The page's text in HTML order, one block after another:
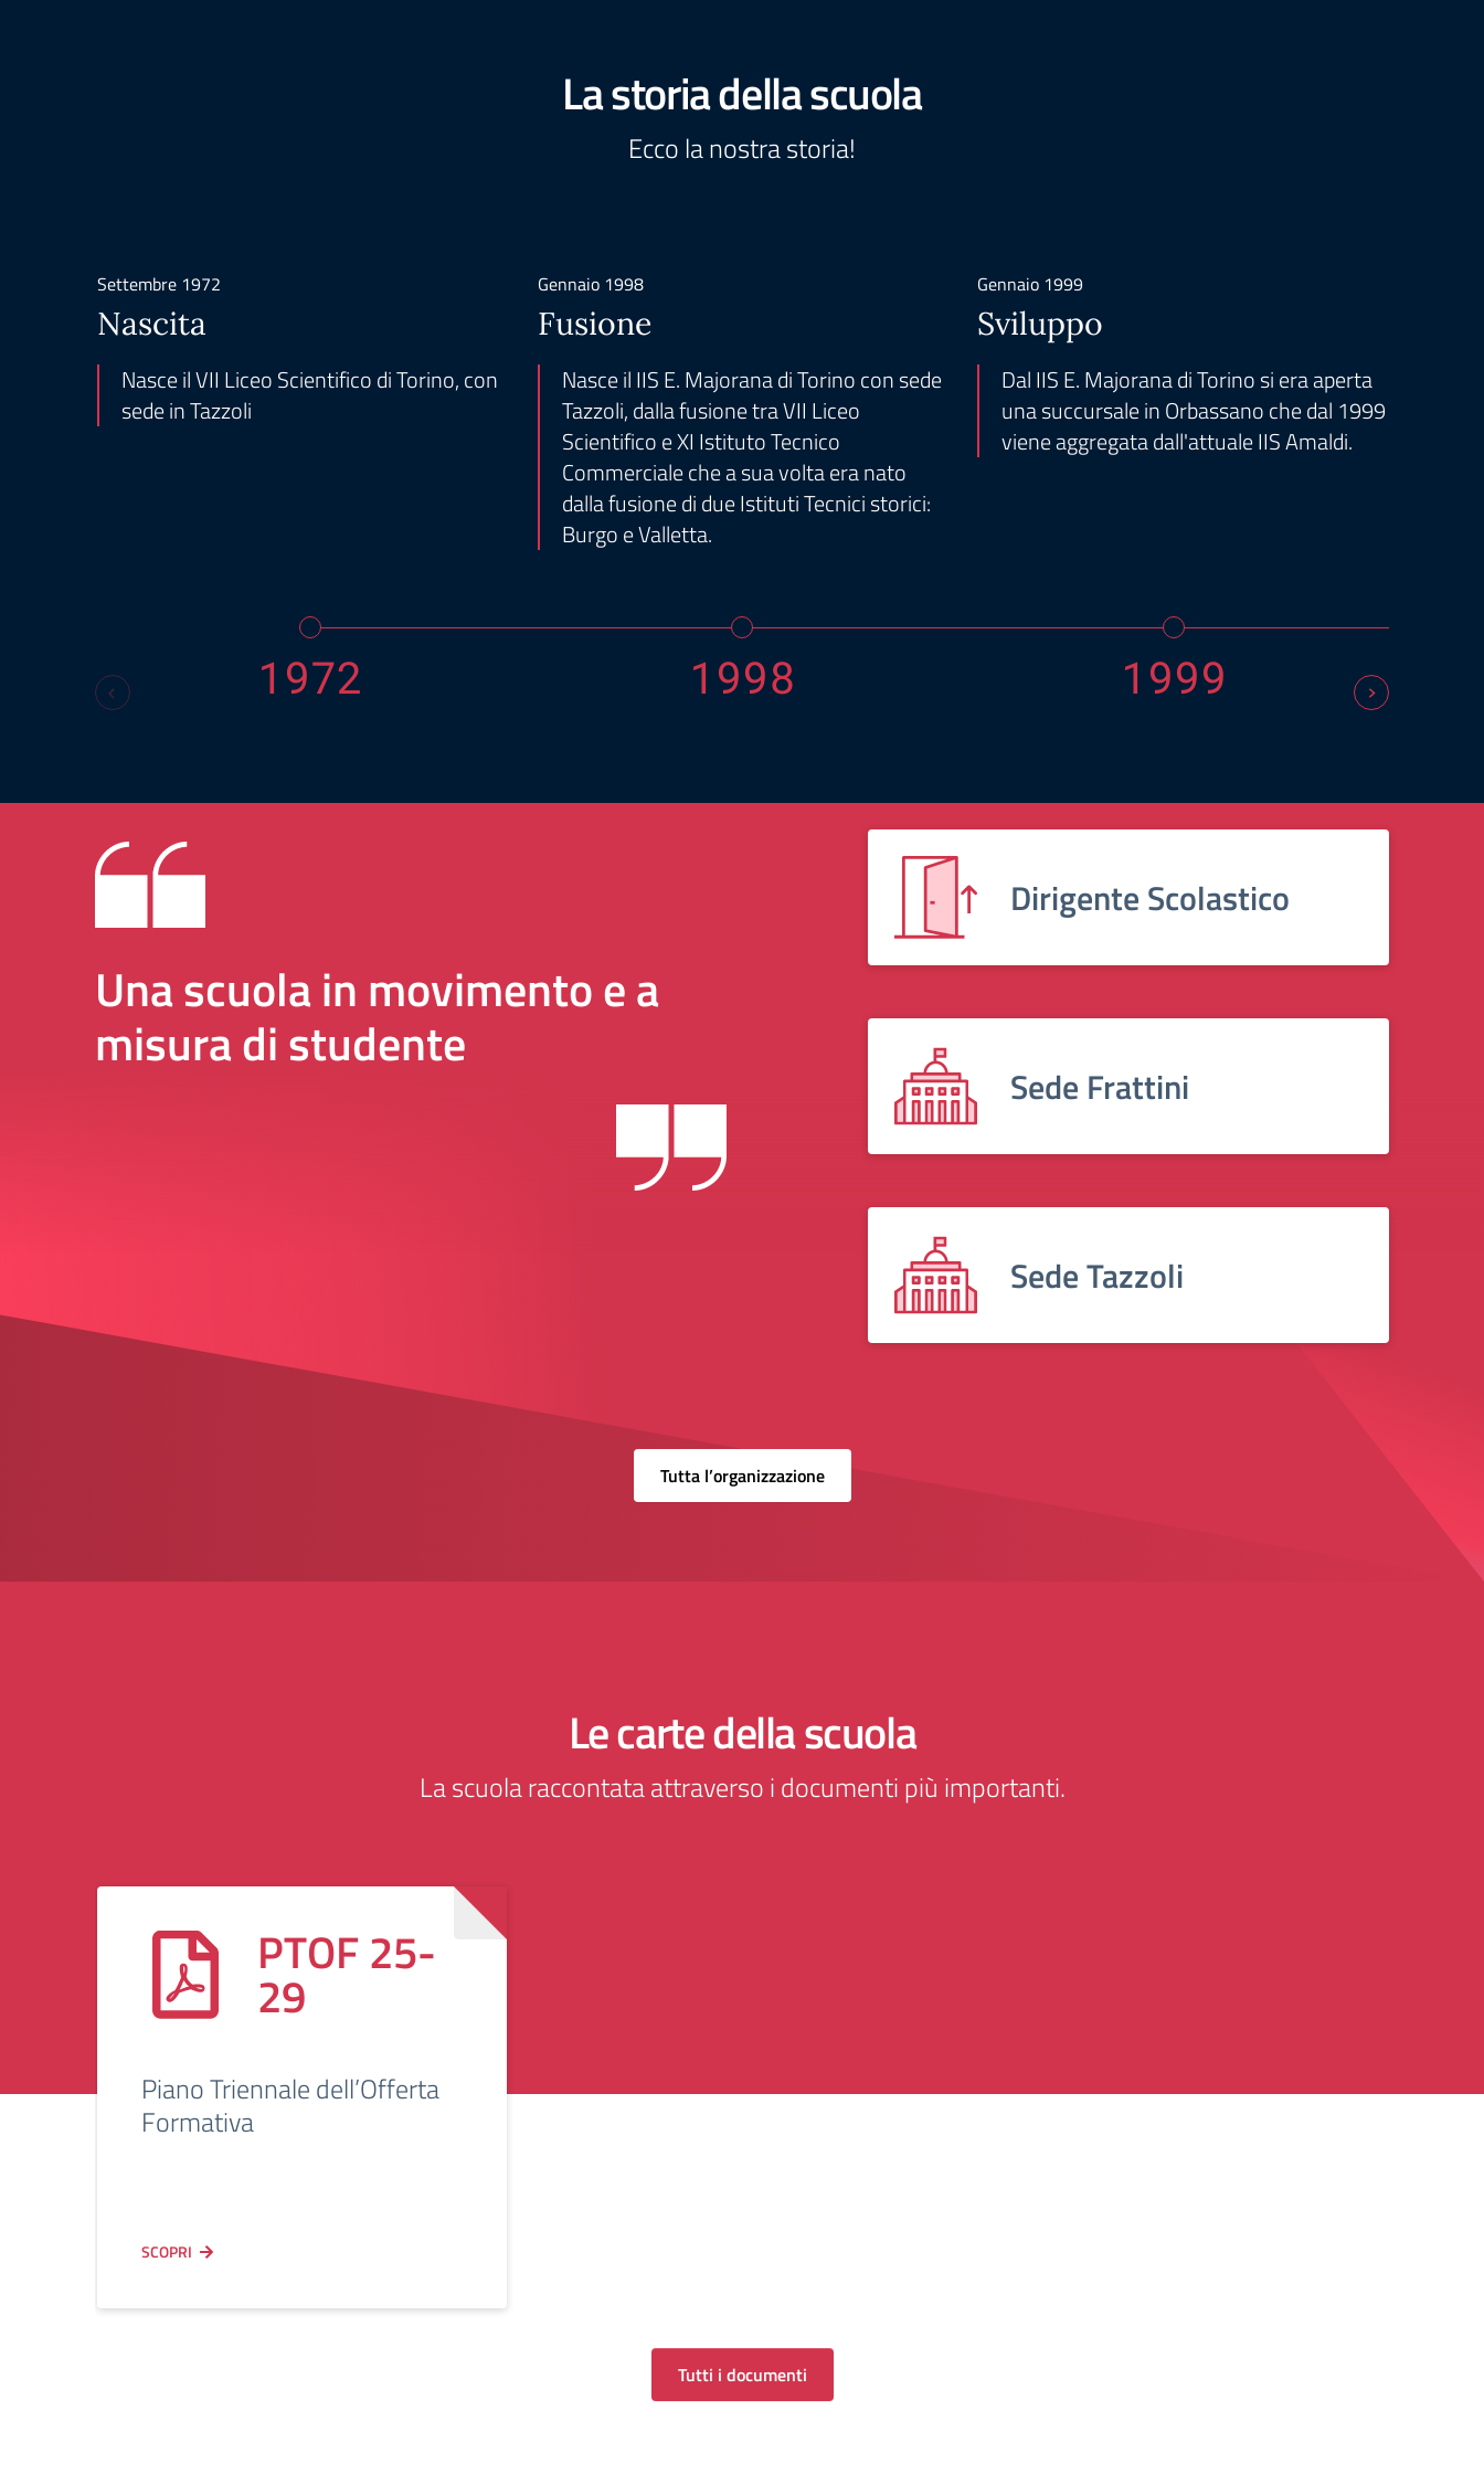
La storia della scuola
Ecco la nostra storia!
Settembre 1972
Nascita
Nasce il VII Liceo Scientifico di Torino, con
sede in Tazzoli
Gennaio 1998
Fusione
Nasce il IIS E. Majorana di Torino con sede
Tazzoli, dalla fusione tra VII Liceo
Scientifico e XI Istituto Tecnico
Commerciale che a sua volta era nato
dalla fusione di due Istituti Tecnici storici:
Burgo e Valletta.
Gennaio 1999
Sviluppo
Dal IIS E. Majorana di Torino si era aperta
una succursale in Orbassano che dal 1999
viene aggregata dall'attuale IIS Amaldi.
1972 1998 1999
Una scuola in movimento e a
misura di studente
Dirigente Scolastico
Sede Frattini
Sede Tazzoli
Tutta l’organizzazione
Le carte della scuola
La scuola raccontata attraverso i documenti più importanti.
PTOF 25-
29
Piano Triennale dell’Offerta
Formativa
SCOPRI
Tutti i documenti